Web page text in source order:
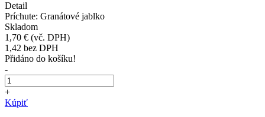
Detail
Príchute: Granátové jablko
Skladom
1,70 € (vč. DPH)
1,42 bez DPH
Přidáno do košíku!
-
+
Kúpiť